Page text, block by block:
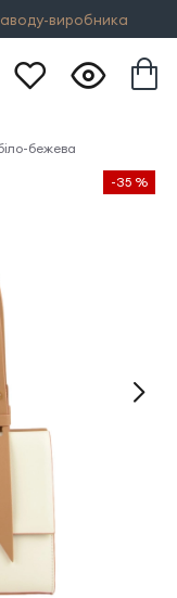
виробника
бежева
-35 %